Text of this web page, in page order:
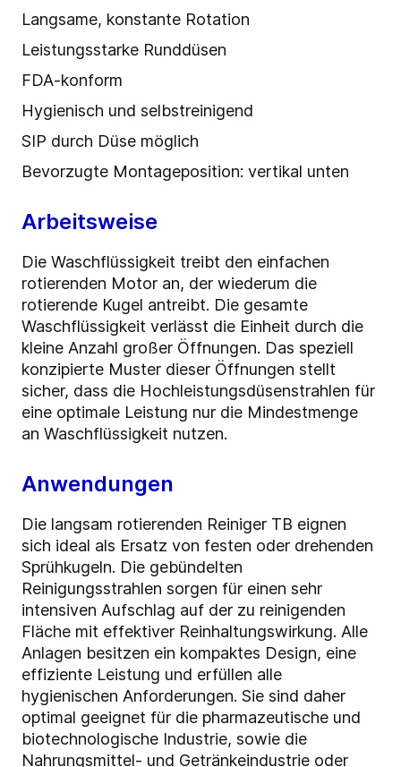
Langsame, konstante Rotation
Leistungsstarke Runddüsen
FDA-konform
Hygienisch und selbstreinigend
SIP durch Düse möglich
Bevorzugte Montageposition: vertikal unten
Arbeitsweise
Die Waschflüssigkeit treibt den einfachen
rotierenden Motor an, der wiederum die
rotierende Kugel antreibt. Die gesamte
Waschflüssigkeit verlässt die Einheit durch die
kleine Anzahl großer Öffnungen. Das speziell
konzipierte Muster dieser Öffnungen stellt
sicher, dass die Hochleistungsdüsenstrahlen für
eine optimale Leistung nur die Mindestmenge
an Waschflüssigkeit nutzen.
Anwendungen
Die langsam rotierenden Reiniger TB eignen
sich ideal als Ersatz von festen oder drehenden
Sprühkugeln. Die gebündelten
Reinigungsstrahlen sorgen für einen sehr
intensiven Aufschlag auf der zu reinigenden
Fläche mit effektiver Reinhaltungswirkung. Alle
Anlagen besitzen ein kompaktes Design, eine
effiziente Leistung und erfüllen alle
hygienischen Anforderungen. Sie sind daher
optimal geeignet für die pharmazeutische und
biotechnologische Industrie, sowie die
Nahrungsmittel- und Getränkeindustrie oder